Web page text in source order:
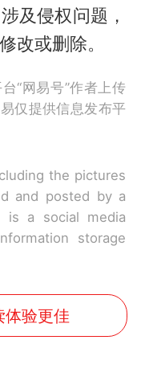
及侵权问题，
改或删除。
“网易号”作者上传
仅提供信息发布平
the pictures
and posted by a
is a social media
storage
体验更佳